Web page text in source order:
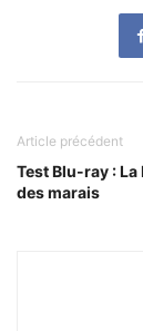
Article précédent
Test Blu-ray : La
des marais